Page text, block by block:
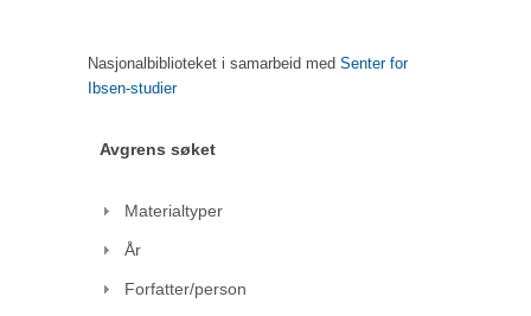
Nasjonalbiblioteket i samarbeid med Senter for
Ibsen-studier
Avgrens søket
Materialtyper
År
Forfatter/person